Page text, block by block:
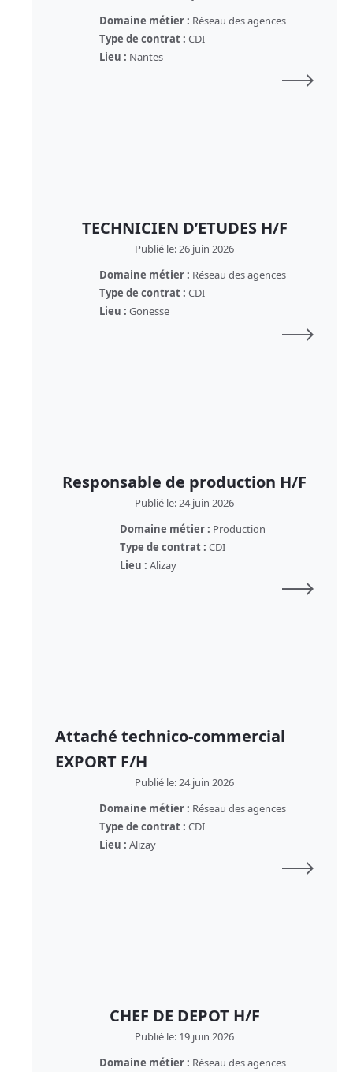
Domaine métier : Réseau des agences
Type de contrat : CDI
Lieu : Nantes
TECHNICIEN D’ETUDES H/F
Publié le: 26 juin 2026
Domaine métier : Réseau des agences
Type de contrat : CDI
Lieu : Gonesse
Responsable de production H/F
Publié le: 24 juin 2026
Domaine métier : Production
Type de contrat : CDI
Lieu : Alizay
Attaché technico-commercial
EXPORT F/H
Publié le: 24 juin 2026
Domaine métier : Réseau des agences
Type de contrat : CDI
Lieu : Alizay
CHEF DE DEPOT H/F
Publié le: 19 juin 2026
Domaine métier : Réseau des agences